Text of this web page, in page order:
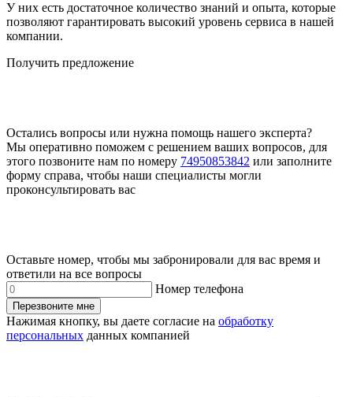
У них есть достаточное количество знаний и опыта, которые
позволяют гарантировать высокий уровень сервиса в нашей
компании.
Получить предложение
Остались вопросы или нужна помощь нашего эксперта?
Мы оперативно поможем с решением ваших вопросов, для
этого позвоните нам по номеру 74950853842 или заполните
форму справа, чтобы наши специалисты могли
проконсультировать вас
Оставьте номер, чтобы мы забронировали для вас время и
ответили на все вопросы
Номер телефона
Перезвоните мне
Нажимая кнопку, вы даете согласие на обработку
персональных данных компанией